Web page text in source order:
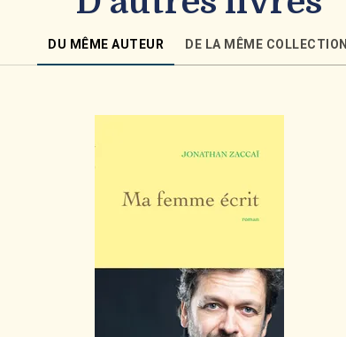
DU MÊME AUTEUR DE LA MÊME COLLECTION